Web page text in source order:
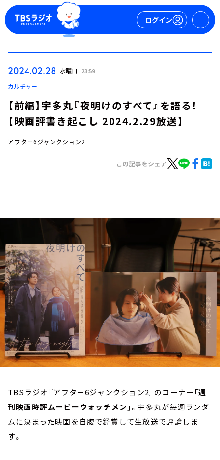
ログイン
お知らせ
イベント・グッズ
YouTube
会社情報
2024.02.28 水曜日 23:59
カルチャー
【前編】宇多丸『夜明けのすべて』を語る！
【映画評書き起こし 2024.2.29放送】
アフター6ジャンクション2
この記事をシェア
TBSラジオ『アフター6ジャンクション2』のコーナー 「週
刊映画時評ムービーウォッチメン」。宇多丸が毎週ランダ
ムに決まった映画を自腹で鑑賞して生放送で評論しま
す。